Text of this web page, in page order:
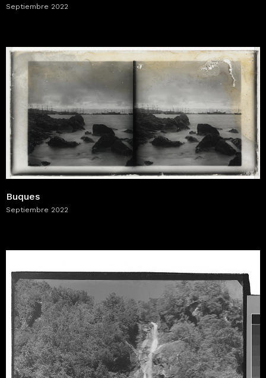
Septiembre 2022
Buques
Septiembre 2022